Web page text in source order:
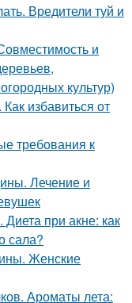
Вредители туй и
и
культур)
избавиться от
требования к
Лечение и
при акне: как
сала?
Женские
Ароматы лета: